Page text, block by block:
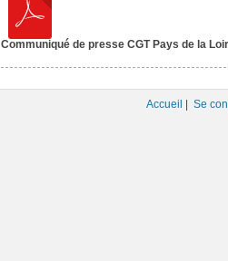
Communiqué de presse CGT Pays de la
Accueil | Se